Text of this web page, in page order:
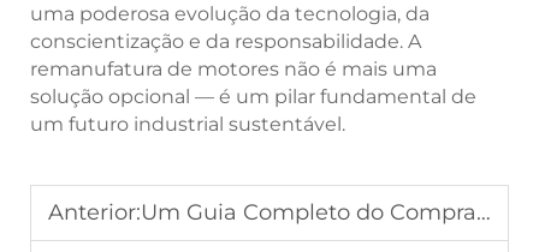
uma poderosa evolução da tecnologia, da
conscientização e da responsabilidade. A
remanufatura de motores não é mais uma
solução opcional — é um pilar fundamental de
um futuro industrial sustentável.
Anterior:Um Guia Completo do Comprador para Escolher o Fornecedor Certo de Motores Remanufaturados